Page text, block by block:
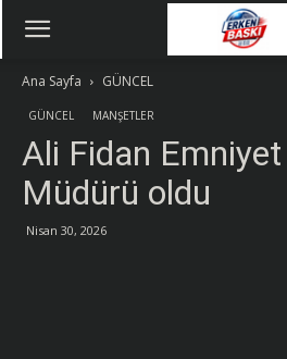
Ana Sayfa GÜNCEL
GÜNCEL MANŞETLER
Ali Fidan Emniyet
Müdürü oldu
Nisan 30, 2026